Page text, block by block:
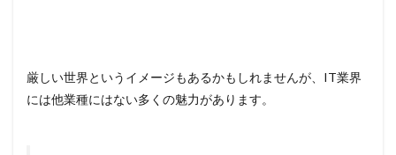
厳しい世界というイメージもあるかもしれませんが、IT業界
には他業種にはない多くの魅力があります。